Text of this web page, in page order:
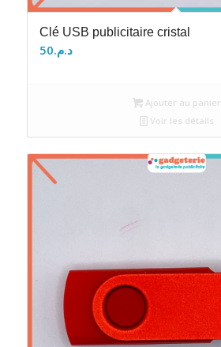
Clé USB publicitaire cristal
د.م.50
Ajouter au panier
Voir les détails